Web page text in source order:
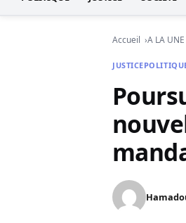
Accueil A LA UNE
JUSTICE